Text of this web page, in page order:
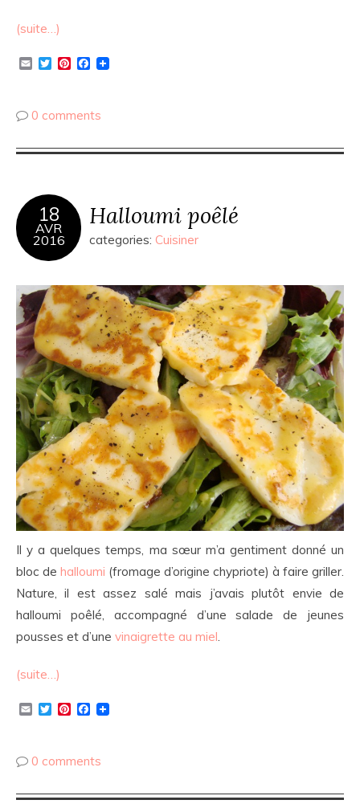
(suite…)
EmailTwitterPinterestFacebook
0 comments
18
AVR
2016
Halloumi poêlé
categories: Cuisiner
Il y a quelques temps, ma sœur m’a gentiment donné un
bloc de halloumi (fromage d’origine chypriote) à faire griller.
Nature, il est assez salé mais j’avais plutôt envie de
halloumi poêlé, accompagné d’une salade de jeunes
pousses et d’une vinaigrette au miel.
(suite…)
EmailTwitterPinterestFacebook
0 comments